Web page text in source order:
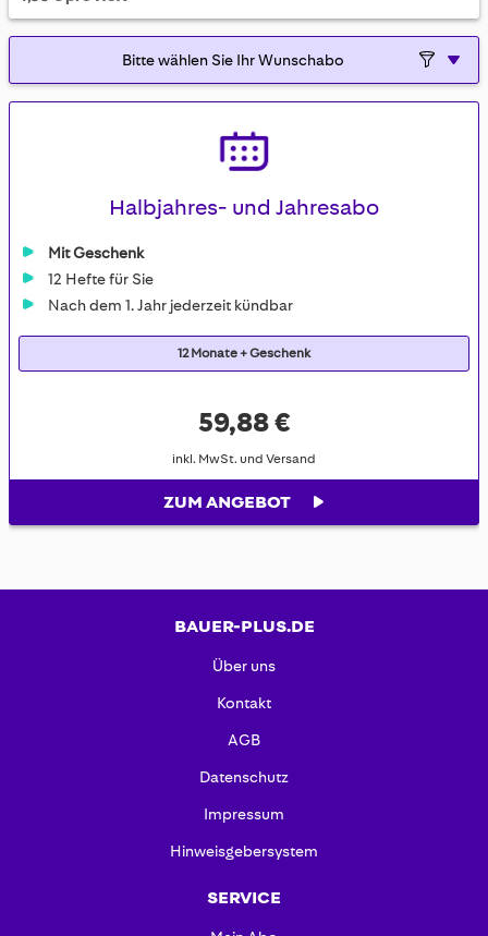
Halbjahres- und Jahresabo
Mit Geschenk
12 Hefte für Sie
Nach dem 1. Jahr jederzeit kündbar
12 Monate + Geschenk
59,88 €
inkl. MwSt. und Versand
ZUM ANGEBOT
BAUER-PLUS.DE
Über uns
Kontakt
AGB
Datenschutz
Impressum
Hinweisgebersystem
SERVICE